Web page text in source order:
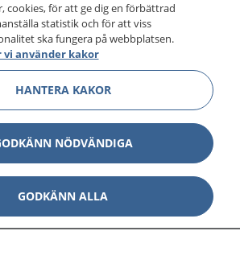
om din hälsa och vård
råd om hälsa och information om
mottagningar du kan kontakta.
din journal och göra dina
telefonnummer 1177 för
dygnet runt.
du vill må bättre.
cookies, för att ge dig en förbättrad
statistik och för att viss
ska fungera på webbplatsen.
vi använder kakor
HANTERA KAKOR
NÖDVÄNDIGA
GODKÄNN ALLA